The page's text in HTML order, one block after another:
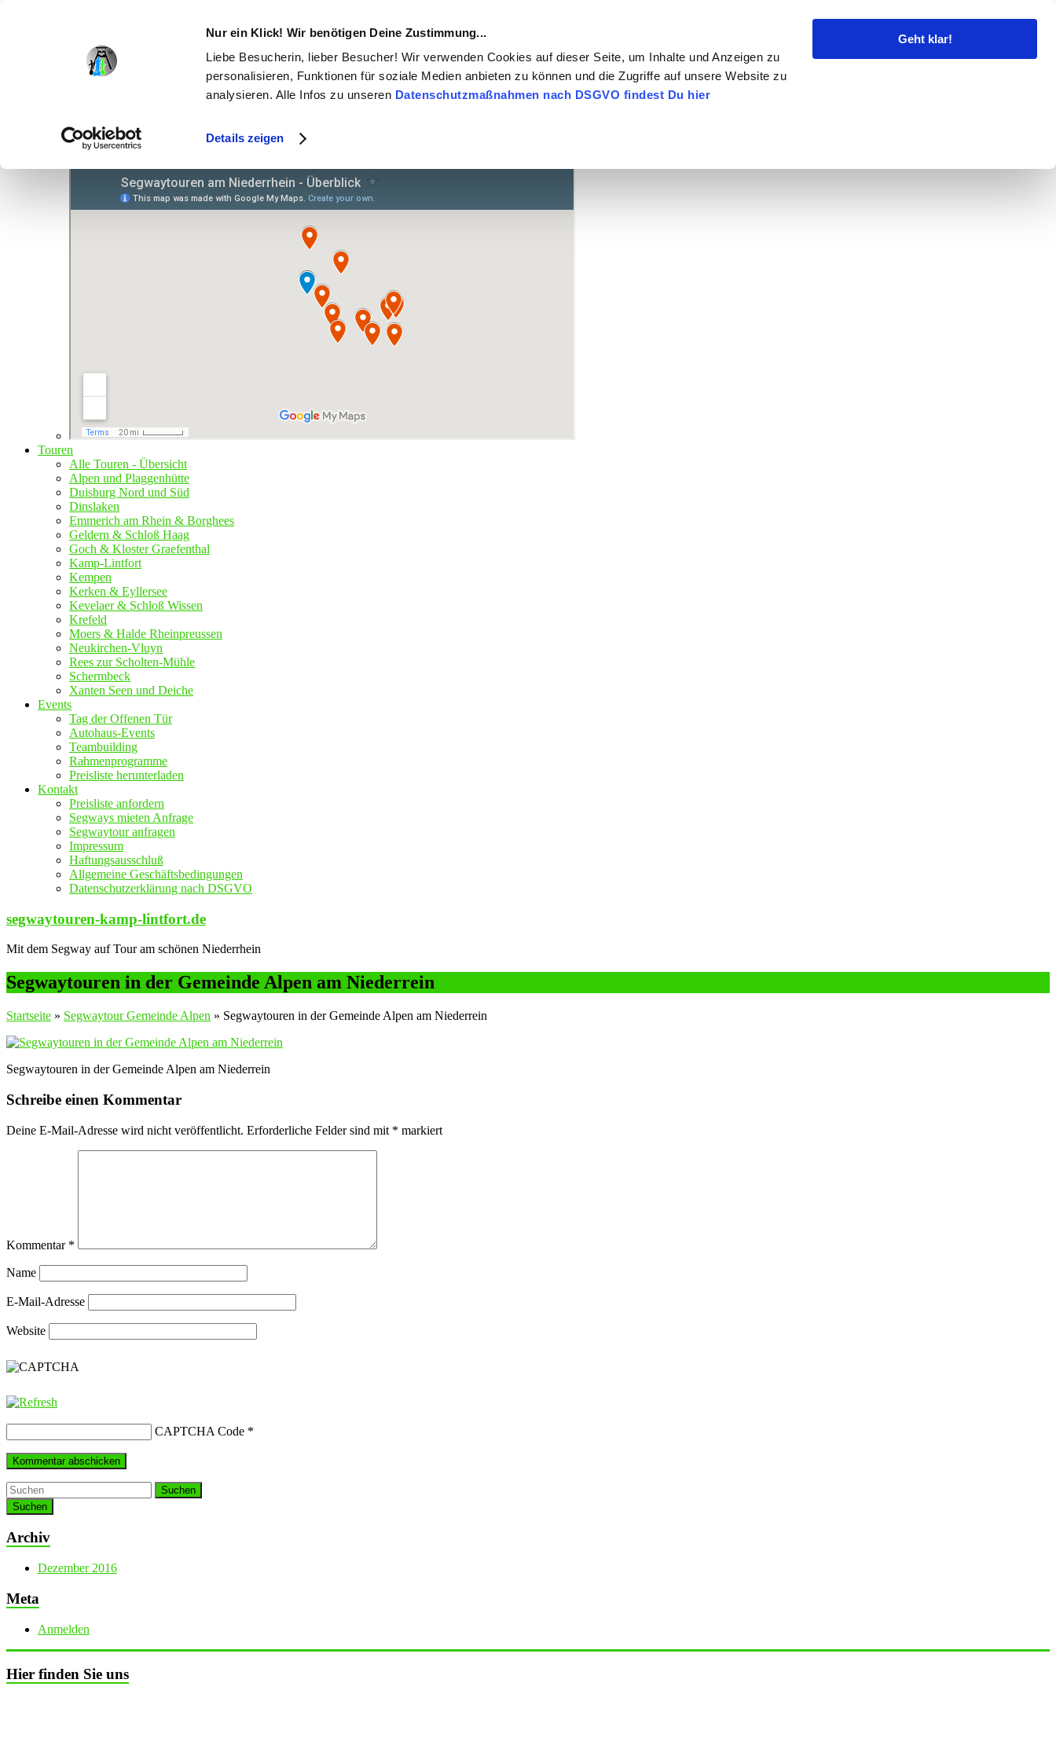
Nur ein Klick! Wir benötigen Deine Zustimmung...
Liebe Besucherin, lieber Besucher! Wir verwenden Cookies auf dieser Seite, um Inhalte und Anzeigen zu
personalisieren, Funktionen für soziale Medien anbieten zu können und die Zugriffe auf unsere Website zu
analysieren. Alle Infos zu unseren Datenschutzmaßnahmen nach DSGVO findest Du hier
Details zeigen
Geht klar!
+491631392007
100€ Wertgutschein 6% Rabatt
50€ Wertgutschein
20€ Wertgutschein
Tourenkarte
Touren
Alle Touren - Übersicht
Alpen und Plaggenhütte
Duisburg Nord und Süd
Dinslaken
Emmerich am Rhein & Borghees
Geldern & Schloß Haag
Goch & Kloster Graefenthal
Kamp-Lintfort
Kempen
Kerken & Eyllersee
Kevelaer & Schloß Wissen
Krefeld
Moers & Halde Rheinpreussen
Neukirchen-Vluyn
Rees zur Scholten-Mühle
Schermbeck
Xanten Seen und Deiche
Events
Tag der Offenen Tür
Autohaus-Events
Teambuilding
Rahmenprogramme
Preisliste herunterladen
Kontakt
Preisliste anfordern
Segways mieten Anfrage
Segwaytour anfragen
Impressum
Haftungsausschluß
Allgemeine Geschäftsbedingungen
Datenschutzerklärung nach DSGVO
segwaytouren-kamp-lintfort.de
Mit dem Segway auf Tour am schönen Niederrhein
Segwaytouren in der Gemeinde Alpen am Niederrein
Startseite » Segwaytour Gemeinde Alpen » Segwaytouren in der Gemeinde Alpen am Niederrein
Segwaytouren in der Gemeinde Alpen am Niederrein
Schreibe einen Kommentar
Deine E-Mail-Adresse wird nicht veröffentlicht. Erforderliche Felder sind mit * markiert
Kommentar *
Name
E-Mail-Adresse
Website
CAPTCHA Code *
Suchen
Archiv
Dezember 2016
Meta
Anmelden
Hier finden Sie uns